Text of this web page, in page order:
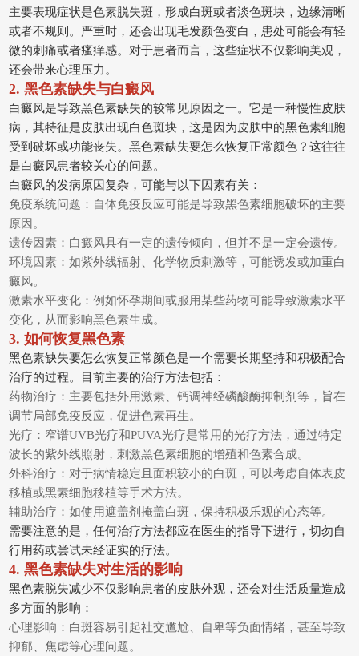
主要表现症状是色素脱失斑，形成白斑或者淡色斑块，边缘清晰
或者不规则。严重时，还会出现毛发颜色变白，患处可能会有轻
微的刺痛或者瘙痒感。对于患者而言，这些症状不仅影响美观，
还会带来心理压力。
2. 黑色素缺失与白癜风
白癜风是导致黑色素缺失的较常见原因之一。它是一种慢性皮肤
病，其特征是皮肤出现白色斑块，这是因为皮肤中的黑色素细胞
受到破坏或功能丧失。黑色素缺失要怎么恢复正常颜色？这往往
是白癜风患者较关心的问题。
白癜风的发病原因复杂，可能与以下因素有关：
免疫系统问题：自体免疫反应可能是导致黑色素细胞破坏的主要
原因。
遗传因素：白癜风具有一定的遗传倾向，但并不是一定会遗传。
环境因素：如紫外线辐射、化学物质刺激等，可能诱发或加重白
癜风。
激素水平变化：例如怀孕期间或服用某些药物可能导致激素水平
变化，从而影响黑色素生成。
3. 如何恢复黑色素
黑色素缺失要怎么恢复正常颜色是一个需要长期坚持和积极配合
治疗的过程。目前主要的治疗方法包括：
药物治疗：主要包括外用激素、钙调神经磷酸酶抑制剂等，旨在
调节局部免疫反应，促进色素再生。
光疗：窄谱UVB光疗和PUVA光疗是常用的光疗方法，通过特定
波长的紫外线照射，刺激黑色素细胞的增殖和色素合成。
外科治疗：对于病情稳定且面积较小的白斑，可以考虑自体表皮
移植或黑素细胞移植等手术方法。
辅助治疗：如使用遮盖剂掩盖白斑，保持积极乐观的心态等。
需要注意的是，任何治疗方法都应在医生的指导下进行，切勿自
行用药或尝试未经证实的疗法。
4. 黑色素缺失对生活的影响
黑色素脱失减少不仅影响患者的皮肤外观，还会对生活质量造成
多方面的影响：
心理影响：白斑容易引起社交尴尬、自卑等负面情绪，甚至导致
抑郁、焦虑等心理问题。